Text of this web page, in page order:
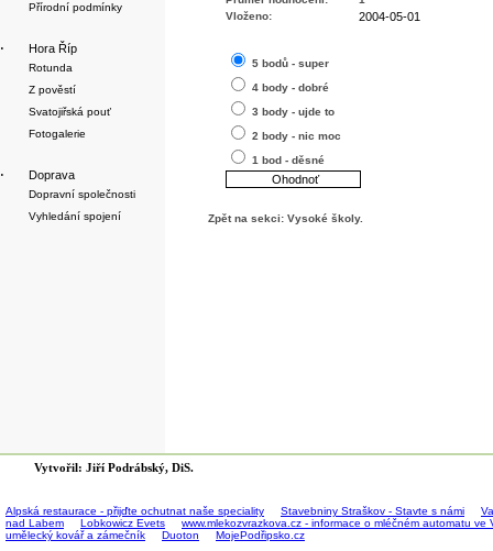
Přírodní podmínky
· Hora Říp
Rotunda
Z pověstí
Svatojiřská pouť
Fotogalerie
· Doprava
Dopravní společnosti
Vyhledání spojení
Vloženo:
2004-05-01
5 bodů - super
4 body - dobré
3 body - ujde to
2 body - nic moc
1 bod - děsné
Zpět na sekci: Vysoké školy.
Vytvořil: Jiří Podrábský, DiS.
Alpská restaurace - přijďte ochutnat naše speciality Stavebniny Straškov - Stavte s námi
nad Labem
Lobkowicz Evets
www.mlekozvrazkova.cz - informace o mléčném automatu
umělecký kovář a zámečník
Duoton MojePodřipsko.cz